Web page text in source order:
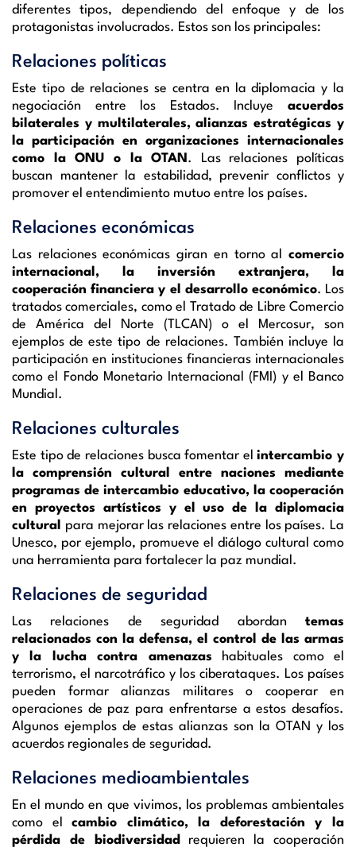
diferentes tipos, dependiendo del enfoque y de los
protagonistas involucrados. Estos son los principales:
Relaciones políticas
Este tipo de relaciones se centra en la diplomacia y la
negociación entre los Estados. Incluye acuerdos
bilaterales y multilaterales, alianzas estratégicas y
la participación en organizaciones internacionales
como la ONU o la OTAN . Las relaciones políticas
buscan mantener la estabilidad, prevenir conflictos y
promover el entendimiento mutuo entre los países.
Relaciones económicas
Las relaciones económicas giran en torno al comercio
internacional, la inversión extranjera, la
cooperación financiera y el desarrollo económico. Los
tratados comerciales, como el Tratado de Libre Comercio
de América del Norte (TLCAN) o el Mercosur, son
ejemplos de este tipo de relaciones. También incluye la
participación en instituciones financieras internacionales
como el Fondo Monetario Internacional (FMI) y el Banco
Mundial.
Relaciones culturales
Este tipo de relaciones busca fomentar elintercambio y
la comprensión cultural entre naciones mediante
programas de intercambio educativo, la cooperación
en proyectos artísticos y el uso de la diplomacia
cultural
para mejorar las relaciones entre los países. La
Unesco, por ejemplo, promueve el diálogo cultural como
una herramienta para fortalecer la paz mundial.
Relaciones de seguridad
Las relaciones de seguridad abordan temas
relacionados con la defensa, el control de las armas
y la lucha contra amenazas habituales como el
terrorismo, el narcotráfico y los ciberataques. Los países
pueden formar alianzas militares o cooperar en
operaciones de paz para enfrentarse a estos desafíos.
Algunos ejemplos de estas alianzas son la OTAN y los
acuerdos regionales de seguridad.
Relaciones medioambientales
En el mundo en que vivimos, los problemas ambientales
como elcambio climático, la deforestación y la
pérdida de biodiversidad
requieren la cooperación